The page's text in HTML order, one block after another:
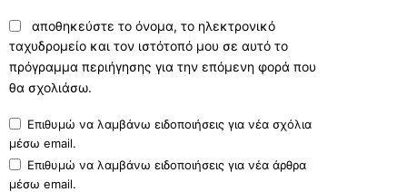
αποθηκεύστε το όνομα, το ηλεκτρονικό
ταχυδρομείο και τον ιστότοπό μου σε αυτό το
πρόγραμμα περιήγησης για την επόμενη φορά που
θα σχολιάσω.
Επιθυμώ να λαμβάνω ειδοποιήσεις για νέα σχόλια
μέσω email.
Επιθυμώ να λαμβάνω ειδοποιήσεις για νέα άρθρα
μέσω email.